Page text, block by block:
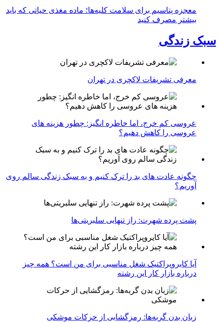
معجزه پتاسیم برای سلامت کلیه‌ها؛ ماده مغذی حیاتی که باید
بیشتر مصرف کنید
سبک زندگی
معرفی تشریفات لاکچری در تهران
عروسی کم خرج، اما خاطره انگیز: چطور هزینه های
عروسی را کاهش دهیم؟
چگونه عادت‌ های بد را ترک کنیم و به سبک زندگی سالم روی
آوریم؟
پشت پرده شهرت: راز تنهایی سلبریتی‌ها
آیا کایروپراکتیک شغل مناسبی برای من است؟ همه چیز
درباره بازار کار این رشته
زبان بدن گربه‌ها: رمزگشایی از حرکات موشکی